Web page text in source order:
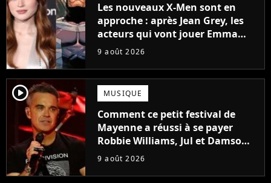
Les nouveaux X-Men sont en
approche : après Jean Grey, les
acteurs qui vont jouer Emma
Frost et Cyclope trouvés !
9 août 2026
player2 MUSIQUE
Comment ce petit festival de
Mayenne a réussi à se payer
Robbie Williams, Jul et Damso
cette année ?
9 août 2026